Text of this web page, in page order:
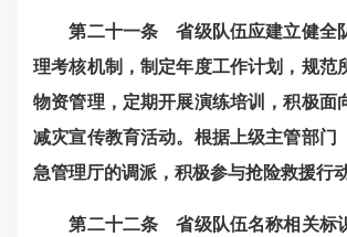
第二十一条省级队伍应建立健全
理考核机制，制定年度工作计划，规范
物资管理，定期开展演练培训，积极面
减灾宣传教育活动。根据上级主管部门
急管理厅的调派，积极参与抢险救援行
第二十二条 省级队伍名称相关标